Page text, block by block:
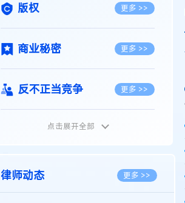
版权 更多 >>
商业秘密 更多 >>
反不正当竞争 更多 >>
植物新品种
地理标志 更多 >>
点击展开全部
律师动态 更多 >>